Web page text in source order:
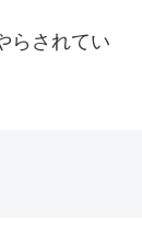
らされてい